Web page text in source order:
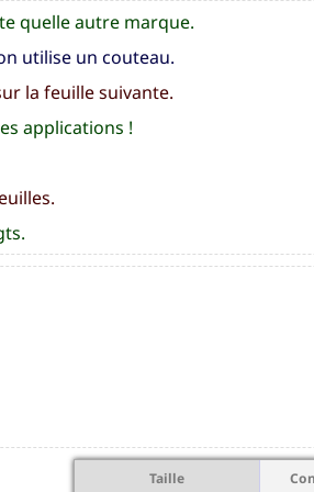
quelle autre marque.
utilise un couteau.
la feuille suivante.
applications !
Taille